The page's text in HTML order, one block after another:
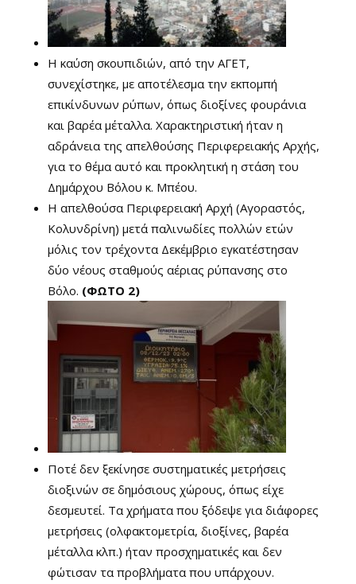
Η καύση σκουπιδιών, από την ΑΓΕΤ,
συνεχίστηκε, με αποτέλεσμα την εκπομπή
επικίνδυνων ρύπων, όπως διοξίνες φουράνια
και βαρέα μέταλλα. Χαρακτηριστική ήταν η
αδράνεια της απελθούσης Περιφερειακής Αρχής,
για το θέμα αυτό και προκλητική η στάση του
Δημάρχου Βόλου κ. Μπέου.
Η απελθούσα Περιφερειακή Αρχή (Αγοραστός,
Κολυνδρίνη) μετά παλινωδίες πολλών ετών
μόλις τον τρέχοντα Δεκέμβριο εγκατέστησαν
δύο νέους σταθμούς αέριας ρύπανσης στο
Βόλο. (ΦΩΤΟ 2)
Ποτέ δεν ξεκίνησε συστηματικές μετρήσεις
διοξινών σε δημόσιους χώρους, όπως είχε
δεσμευτεί. Τα χρήματα που ξόδεψε για διάφορες
μετρήσεις (ολφακτομετρία, διοξίνες, βαρέα
μέταλλα κλπ.) ήταν προσχηματικές και δεν
φώτισαν τα προβλήματα που υπάρχουν.